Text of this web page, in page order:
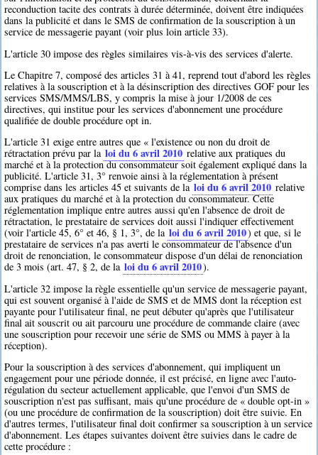
reconduction tacite des contrats à durée déterminée, doivent être indiquées
dans la publicité et dans le SMS de confirmation de la souscription à un
service de messagerie payant (voir plus loin article 33).
L'article 30 impose des règles similaires vis-à-vis des services d'alerte.
Le Chapitre 7, composé des articles 31 à 41, reprend tout d'abord les règles
relatives à la souscription et à la désinscription des directives GOF pour les
services SMS/MMS/LBS, y compris la mise à jour 1/2008 de ces
directives, qui institue pour les services d'abonnement une procédure
qualifiée de double procédure opt in.
L'article 31 exige entre autres que « l'existence ou non du droit de
rétractation prévu par la loi du 6 avril 2010 relative aux pratiques du
marché et à la protection du consommateur soit également expliqué dans la
publicité. L'article 31, 3° renvoie ainsi à la réglementation à présent
comprise dans les articles 45 et suivants de la loi du 6 avril 2010 relative
aux pratiques du marché et à la protection du consommateur. Cette
réglementation implique entre autres aussi qu'en l'absence de droit de
rétractation, le prestataire de services doit aussi l'indiquer effectivement
(voir l'article 45, 6° et 46, § 1, 3°, de la loi du 6 avril 2010) et que, si le
prestataire de services n'a pas averti le consommateur de l'absence d'un
droit de renonciation, le consommateur dispose d'un délai de renonciation
de 3 mois (art. 47, § 2, de la loi du 6 avril 2010).
L'article 32 impose la règle essentielle qu'un service de messagerie payant,
qui est souvent organisé à l'aide de SMS et de MMS dont la réception est
payante pour l'utilisateur final, ne peut débuter qu'après que l'utilisateur
final ait souscrit ou ait parcouru une procédure de commande claire (avec
une souscription pour recevoir une série de SMS ou MMS à payer à la
réception).
Pour la souscription à des services d'abonnement, qui impliquent un
engagement pour une période donnée, il est précisé, en ligne avec l'auto-
régulation du secteur actuellement applicable, que l'envoi d'un SMS de
souscription n'est pas suffisant, mais qu'une procédure de « double opt-in »
(ou une procédure de confirmation de la souscription) doit être suivie. En
d'autres termes, l'utilisateur final doit confirmer sa souscription à un service
d'abonnement. Les étapes suivantes doivent être suivies dans le cadre de
cette procédure :